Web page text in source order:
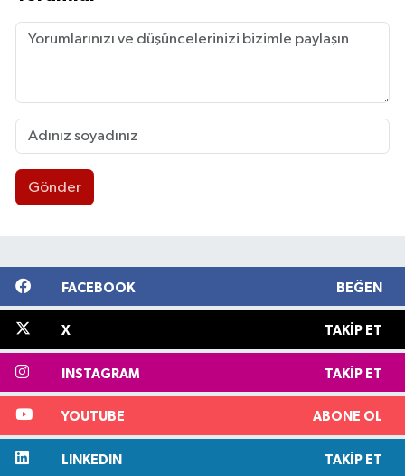
Gönder
FACEBOOK BEĞEN
X TAKIP ET
INSTAGRAM TAKIP ET
YOUTUBE ABONE OL
LINKEDIN TAKIP ET